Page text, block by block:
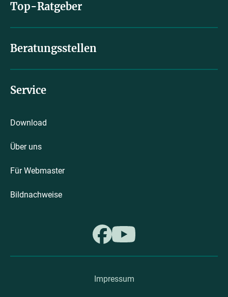
Top-Ratgeber
Beratungsstellen
Service
Download
Über uns
Für Webmaster
Bildnachweise
Impressum